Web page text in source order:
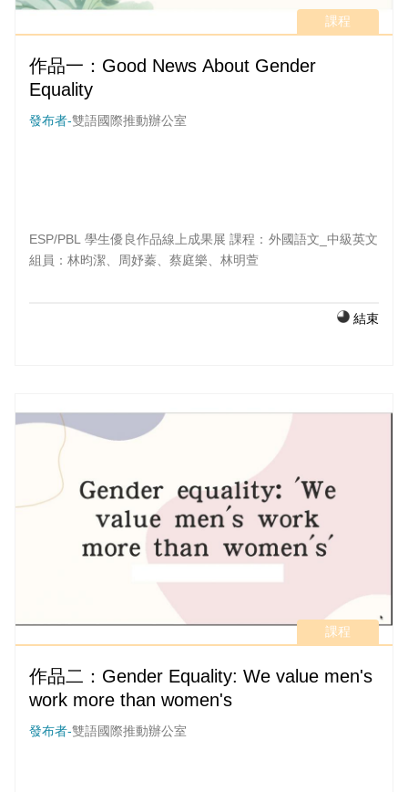
課程
作品一：Good News About Gender
Equality
發布者-雙語國際推動辦公室
ESP/PBL 學生優良作品線上成果展 課程：外國語文_中級英文
組員：林昀潔、周妤蓁、蔡庭樂、林明萱
結束
課程
作品二：Gender Equality: We value men's
work more than women's
發布者-雙語國際推動辦公室